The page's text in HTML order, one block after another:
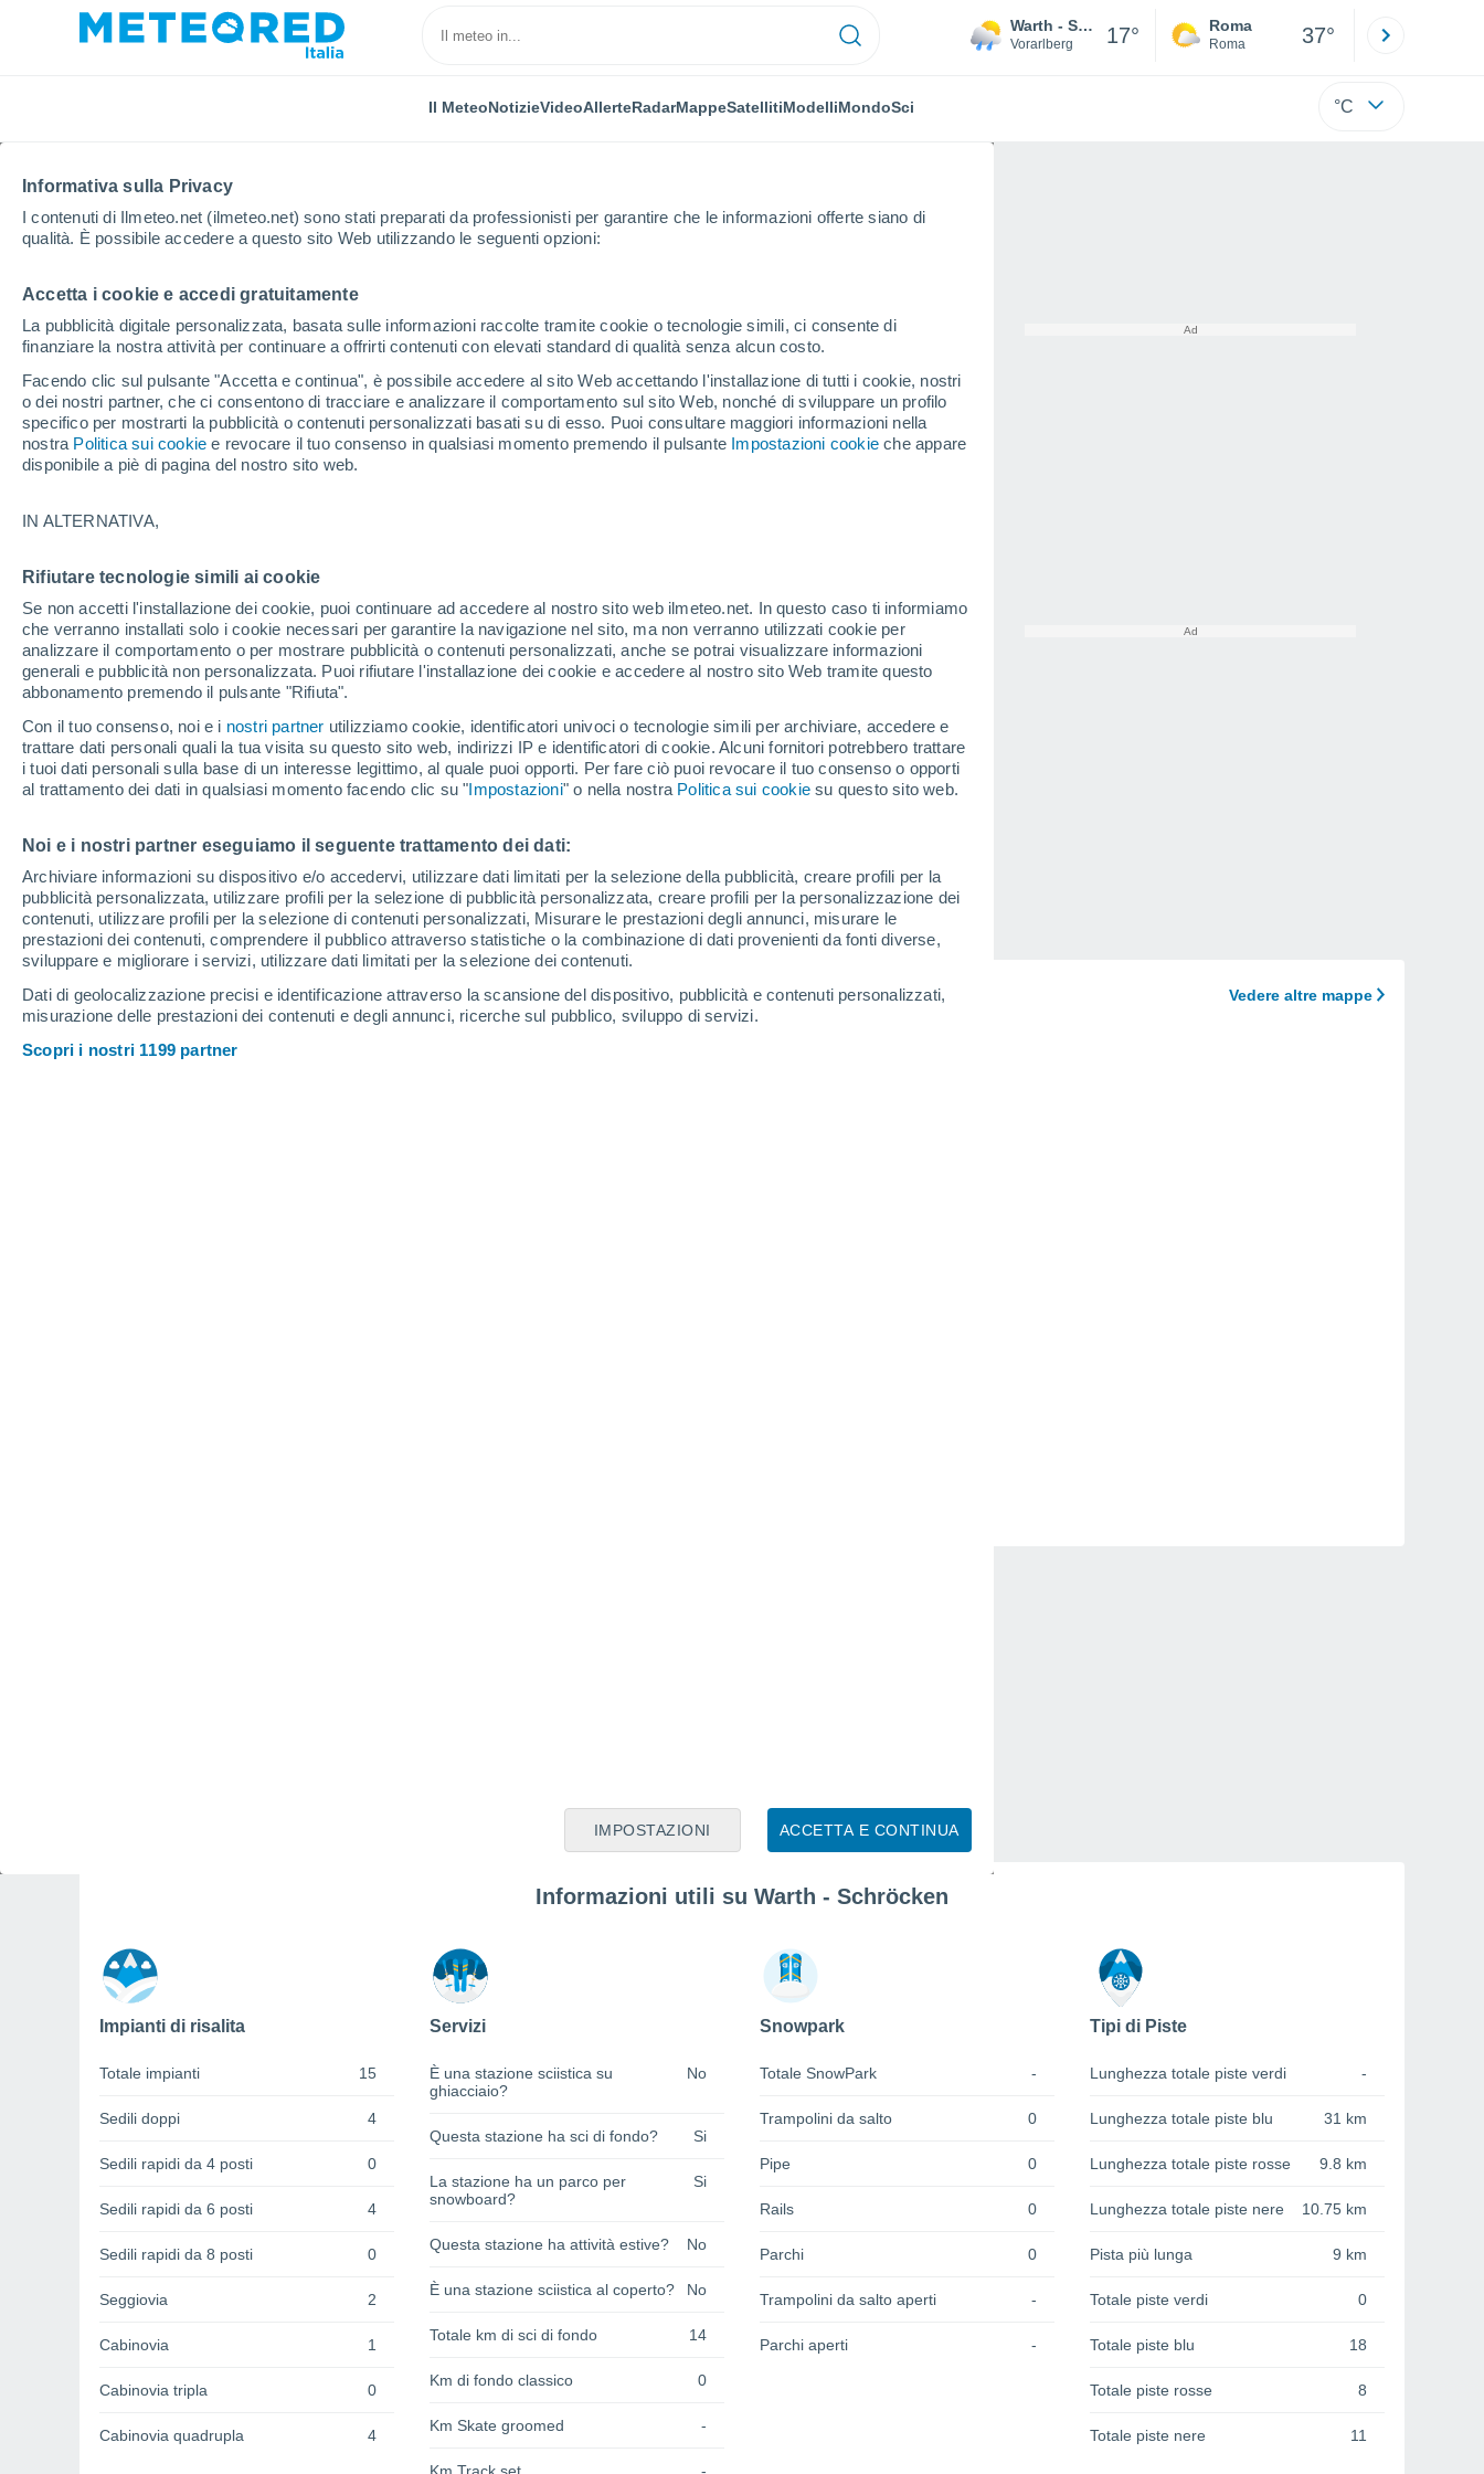
Informativa sulla Privacy
I contenuti di Ilmeteo.net (ilmeteo.net) sono stati preparati da professionisti per garantire che le informazioni offerte siano di
qualità. È possibile accedere a questo sito Web utilizzando le seguenti opzioni:
Accetta i cookie e accedi gratuitamente
La pubblicità digitale personalizzata, basata sulle informazioni raccolte tramite cookie o tecnologie simili, ci consente di
finanziare la nostra attività per continuare a offrirti contenuti con elevati standard di qualità senza alcun costo.
Facendo clic sul pulsante "Accetta e continua", è possibile accedere al sito Web accettando l'installazione di tutti i cookie, nostri
o dei nostri partner, che ci consentono di tracciare e analizzare il comportamento sul sito Web, nonché di sviluppare un profilo
specifico per mostrarti la pubblicità o contenuti personalizzati basati su di esso. Puoi consultare maggiori informazioni nella
nostra Politica sui cookie e revocare il tuo consenso in qualsiasi momento premendo il pulsante Impostazioni cookie che appare
disponibile a piè di pagina del nostro sito web.
IN ALTERNATIVA,
Rifiutare tecnologie simili ai cookie
Se non accetti l'installazione dei cookie, puoi continuare ad accedere al nostro sito web ilmeteo.net. In questo caso ti informiamo
che verranno installati solo i cookie necessari per garantire la navigazione nel sito, ma non verranno utilizzati cookie per
analizzare il comportamento o per mostrare pubblicità o contenuti personalizzati, anche se potrai visualizzare informazioni
generali e pubblicità non personalizzata. Puoi rifiutare l'installazione dei cookie e accedere al nostro sito Web tramite questo
abbonamento premendo il pulsante "Rifiuta".
Con il tuo consenso, noi e i nostri partner utilizziamo cookie, identificatori univoci o tecnologie simili per archiviare, accedere e
trattare dati personali quali la tua visita su questo sito web, indirizzi IP e identificatori di cookie. Alcuni fornitori potrebbero trattare
i tuoi dati personali sulla base di un interesse legittimo, al quale puoi opporti. Per fare ciò puoi revocare il tuo consenso o opporti
al trattamento dei dati in qualsiasi momento facendo clic su "Impostazioni" o nella nostra Politica sui cookie su questo sito web.
Noi e i nostri partner eseguiamo il seguente trattamento dei dati:
Archiviare informazioni su dispositivo e/o accedervi, utilizzare dati limitati per la selezione della pubblicità, creare profili per la
pubblicità personalizzata, utilizzare profili per la selezione di pubblicità personalizzata, creare profili per la personalizzazione dei
contenuti, utilizzare profili per la selezione di contenuti personalizzati, Misurare le prestazioni degli annunci, misurare le
prestazioni dei contenuti, comprendere il pubblico attraverso statistiche o la combinazione di dati provenienti da fonti diverse,
sviluppare e migliorare i servizi, utilizzare dati limitati per la selezione dei contenuti.
Dati di geolocalizzazione precisi e identificazione attraverso la scansione del dispositivo, pubblicità e contenuti personalizzati,
misurazione delle prestazioni dei contenuti e degli annunci, ricerche sul pubblico, sviluppo di servizi.
Scopri i nostri 1199 partner
ACCETTA E CONTINUA
IMPOSTAZIONI
Warth - Schröcken
Vorarlberg 17° Roma
Roma 37°
Il MeteoNotizieVideoAllerteRadarMappeSatellitiModelliMondoSci °C
Home Austria Vorarlberg Warth - Schröcken
Warth - Schröcken
05/12/2026
Oggi
7 Ago
Domani
8 Ago
Domenica
9 Ago
Bollettino neve oggi
Piste per difficoltà 0 18 8 11
Chilometri sciabili 0 / 62
Impianti di risalita 0 / 15
Spessore della neve alla base 0 cm
Spessore della neve nella parte superiore -
Tipo di neve alla base
Tipo di neve nella parte superiore -
Spessore della neve Vedere altre mappe
Informazioni utili su Warth - Schröcken
Impianti di risalita
Totale impianti 15
Sedili doppi 4
Sedili rapidi da 4 posti 0
Sedili rapidi da 6 posti 4
Sedili rapidi da 8 posti 0
Seggiovia 2
Cabinovia 1
Cabinovia tripla 0
Cabinovia quadrupla 4
Servizi
È una stazione sciistica su
ghiacciaio?
No
Questa stazione ha sci di fondo? Si
La stazione ha un parco per
snowboard?
Si
Questa stazione ha attività estive? No
È una stazione sciistica al coperto? No
Totale km di sci di fondo 14
Km di fondo classico 0
Km Skate groomed -
Snowpark
Totale SnowPark -
Trampolini da salto 0
Pipe 0
Rails 0
Parchi 0
Trampolini da salto aperti -
Parchi aperti -
Tipi di Piste
Lunghezza totale piste verdi -
Lunghezza totale piste blu 31 km
Lunghezza totale piste rosse 9.8 km
Lunghezza totale piste nere 10.75 km
Pista più lunga 9 km
Totale piste verdi 0
Totale piste blu 18
Totale piste rosse 8
Totale piste nere 11